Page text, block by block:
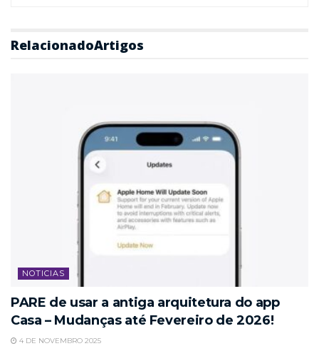
RelacionadoArtigos
NOTICIAS
PARE de usar a antiga arquitetura do app
Casa – Mudanças até Fevereiro de 2026!
4 DE NOVEMBRO 2025